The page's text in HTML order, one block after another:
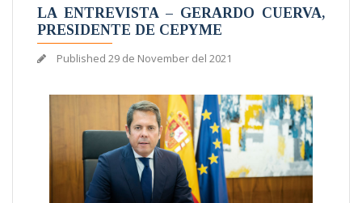
LA ENTREVISTA – GERARDO CUERVA,
PRESIDENTE DE CEPYME
Published 29 de November del 2021